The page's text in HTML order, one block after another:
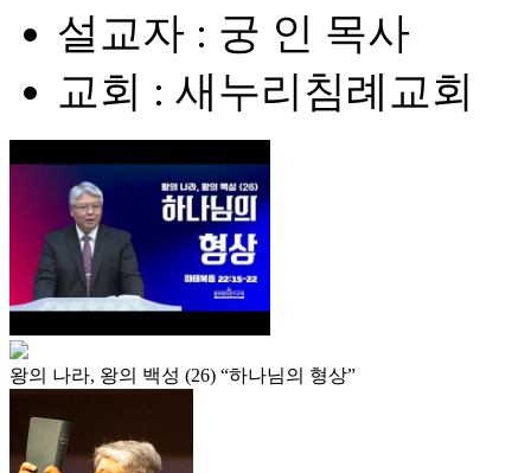
설교자 : 궁 인 목사
교회 : 새누리침례교회
왕의 나라, 왕의 백성 (26) “하나님의 형상”